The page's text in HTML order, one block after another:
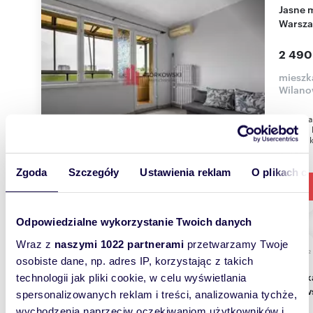
Zgoda Szczegóły Ustawienia reklam O plikach
Odpowiedzialne wykorzystanie Twoich danych
Wraz z naszymi 1022 partnerami przetwarzamy Twoje
osobiste dane, np. adres IP, korzystając z takich
technologii jak pliki cookie, w celu wyświetlania
spersonalizowanych reklam i treści, analizowania tychże,
Jasne mieszkanie 20,85 m² z loggią - Śródmieście
2
Do
świetna
WYRÓŻNIONE 2